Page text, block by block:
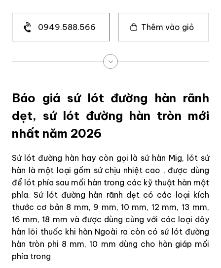
0949.588.566 Thêm vào giỏ
Báo giá sứ lót đường hàn rãnh
dẹt, sứ lót đường hàn tròn mới
nhất năm 2026
Sứ lót đường hàn hay còn gọi là sứ hàn Mig, lót sứ
hàn là một loại gốm sứ chịu nhiệt cao , được dùng
để lót phía sau mối hàn trong các kỹ thuật hàn một
phía. Sứ lót đường hàn rãnh dẹt có các loại kích
thước cơ bản 8 mm, 9 mm, 10 mm, 12 mm, 13 mm,
16 mm, 18 mm và được dùng cùng với các loại dây
hàn lõi thuốc khi hàn Ngoài ra còn có sứ lót đường
hàn tròn phi 8 mm, 10 mm dùng cho hàn giáp mối
phía trong